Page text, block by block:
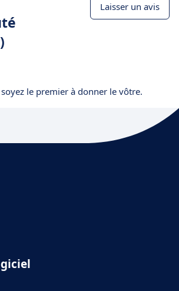
Laisser un avis
le premier à donner le vôtre.